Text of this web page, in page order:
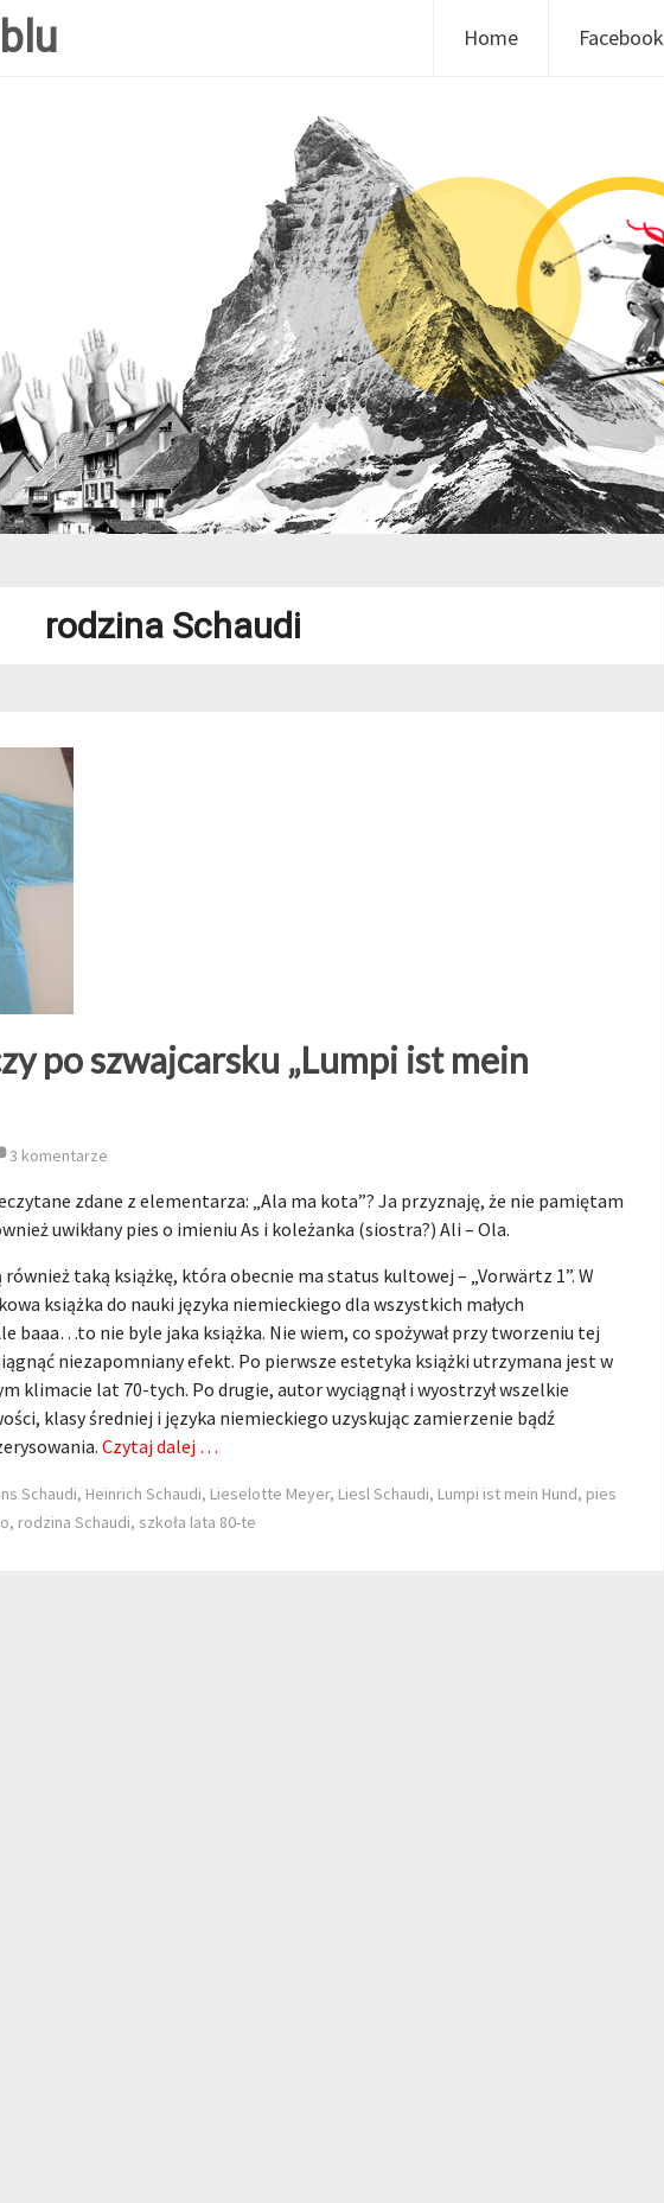
Home Facebook
rodzina Schaudi
po szwajcarsku „Lumpi ist mein
3 komentarze
zdane z elementarza: „Ala ma kota”? Ja przyznaję, że nie pamiętam
uwikłany pies o imieniu As i koleżanka (siostra?) Ali – Ola.
taką książkę, która obecnie ma status kultowej – „Vorwärtz 1”. W
książka do nauki języka niemieckiego dla wszystkich małych
baaa…to nie byle jaka książka. Nie wiem, co spożywał przy tworzeniu tej
niezapomniany efekt. Po pierwsze estetyka książki utrzymana jest w
klimacie lat 70-tych. Po drugie, autor wyciągnął i wyostrzył wszelkie
klasy średniej i języka niemieckiego uzyskując zamierzenie bądź
Czytaj dalej …
Schaudi, Heinrich Schaudi, Lieselotte Meyer, Liesl Schaudi, Lumpi ist mein Hund, pies
, rodzina Schaudi, szkoła lata 80-te